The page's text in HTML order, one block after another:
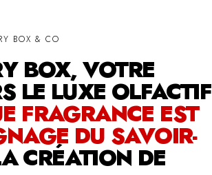
BOX & CO
BOX, VOTRE
LE LUXE OLFACTIF
FRAGRANCE EST
DU SAVOIR-
CRÉATION DE